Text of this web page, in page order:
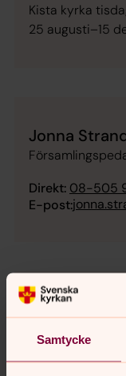
Samtycke
Kista kyrka
25 augusti–15
Jonna
Direkt: 08-505
E-post:
Kerstin
Direkt:08-505